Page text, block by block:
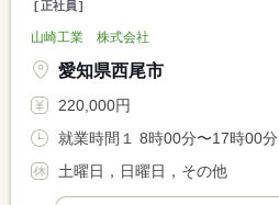
正社員
山崎工業 株式会社
愛知県西尾市
220,000円
就業時間１ 8時00分〜17時00分
土曜日，日曜日，その他